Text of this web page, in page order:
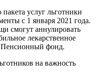
услуг льготники
с 1 января 2021 года.
смогут аннулировать
лекарственное
Пенсионный фонд.
на важность